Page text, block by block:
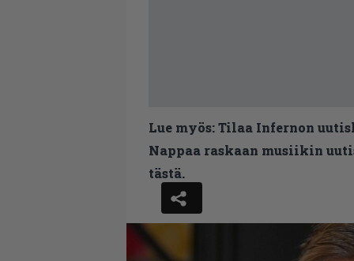
Lue myös:Tilaa Infernon
Nappaa raskaan musiikin
tästä.